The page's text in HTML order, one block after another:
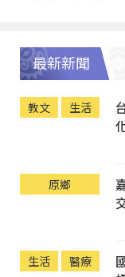
最新新聞
教文 生活
原鄉
生活 醫療